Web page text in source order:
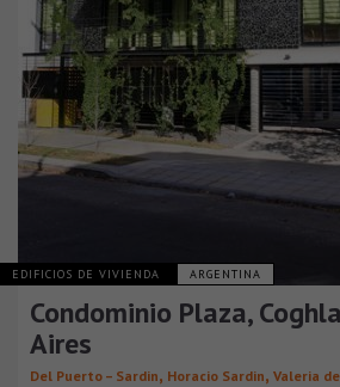
EDIFICIOS DE VIVIENDA ARGENTINA
Condominio Plaza,
Aires
Del Puerto – Sardin, Horacio Sardin, Valeria